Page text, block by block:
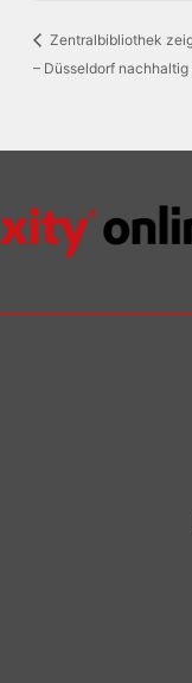
Zentralbibliothek
– Düsseldorf nachhaltig